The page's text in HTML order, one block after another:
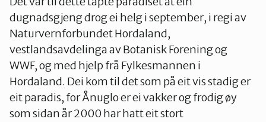
dugnadsgjeng drog ei helg i september, i regi av
Naturvernforbundet Hordaland,
vestlandsavdelinga av Botanisk Forening og
WWF, og med hjelp frå Fylkesmannen i
Hordaland. Dei kom til det som på eit vis stadig er
eit paradis, for Ånuglo er ei vakker og frodig øy
som sidan år 2000 har hatt eit stort